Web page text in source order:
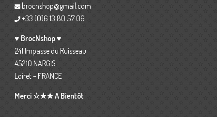
brocnshop@gmail.com
+33 (0)6 13 80 57 06
♥ BrocNshop ♥
241 Impasse du Ruisseau
45210 NARGIS
Loiret – FRANCE
Merci ☆★★ A Bientôt